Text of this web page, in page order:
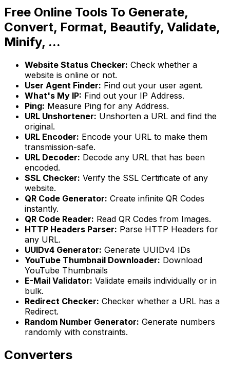
Free Online Tools To Generate,
Convert, Format, Beautify, Validate,
Minify, ...
Website Status Checker: Check whether a
website is online or not.
User Agent Finder: Find out your user agent.
What's My IP: Find out your IP Address.
Ping: Measure Ping for any Address.
URL Unshortener: Unshorten a URL and find the
original.
URL Encoder: Encode your URL to make them
transmission-safe.
URL Decoder: Decode any URL that has been
encoded.
SSL Checker: Verify the SSL Certificate of any
website.
QR Code Generator: Create infinite QR Codes
instantly.
QR Code Reader: Read QR Codes from Images.
HTTP Headers Parser: Parse HTTP Headers for
any URL.
UUIDv4 Generator: Generate UUIDv4 IDs
YouTube Thumbnail Downloader: Download
YouTube Thumbnails
E-Mail Validator: Validate emails individually or in
bulk.
Redirect Checker: Checker whether a URL has a
Redirect.
Random Number Generator: Generate numbers
randomly with constraints.
Converters